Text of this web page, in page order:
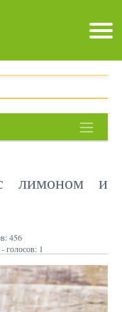
лимоном и
456
- голосов: 1